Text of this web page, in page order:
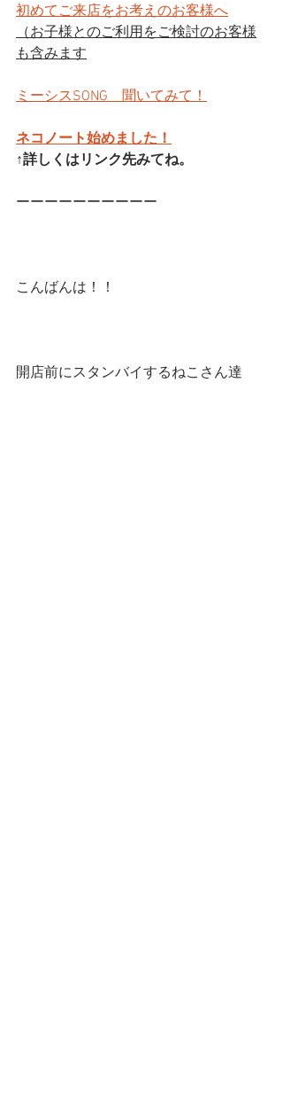
初めてご来店をお考えのお客様へ
（お子様とのご利用をご検討のお客様
も含みます
ミーシスSONG　聞いてみて！
ネコノート始めました！
↑詳しくはリンク先みてね。
ーーーーーーーーーー
こんばんは！！
開店前にスタンバイするねこさん達